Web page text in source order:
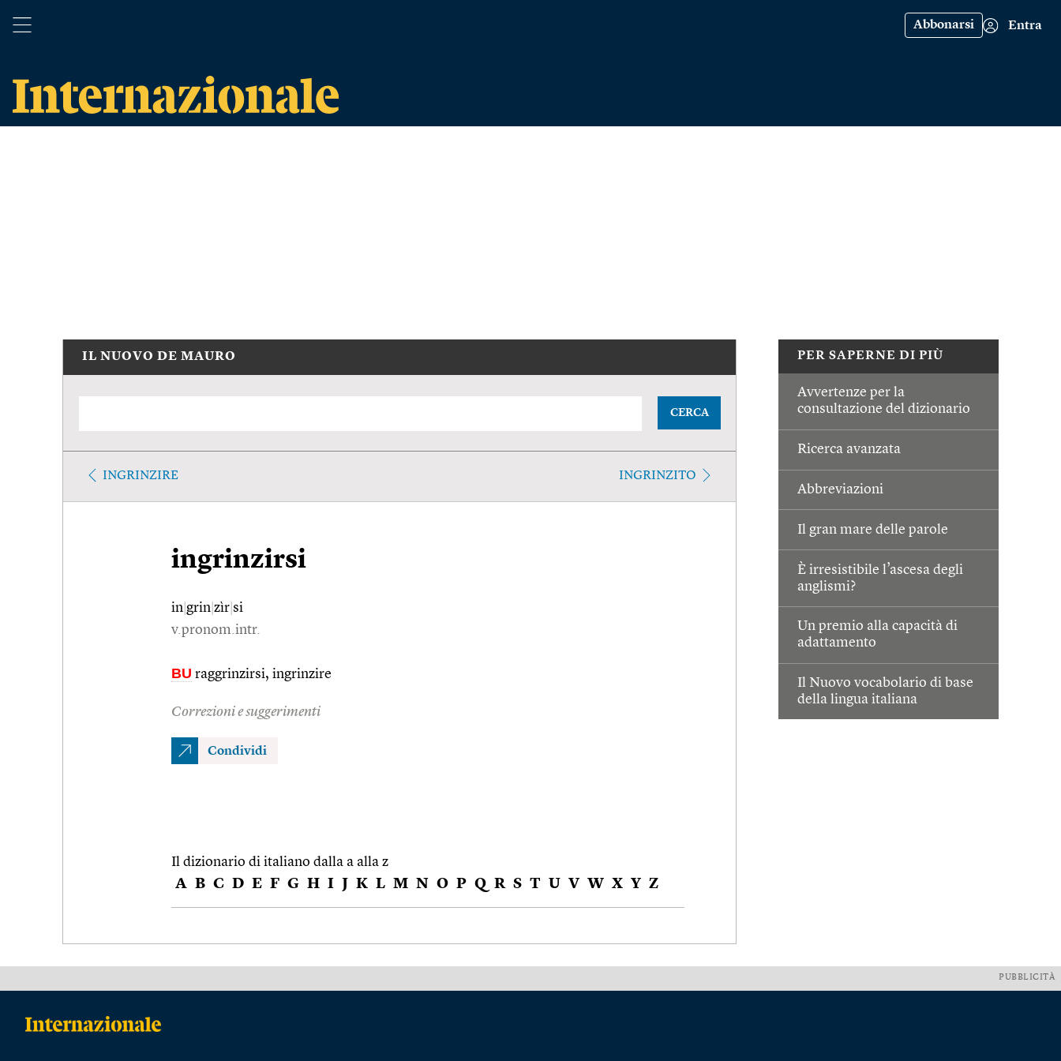
Abbonarsi Entra
PER SAPERNE DI PIÙ
Avvertenze per la
consultazione del dizionario
Ricerca avanzata
Abbreviazioni
Il gran mare delle parole
È irresistibile l’ascesa degli
anglismi?
Un premio alla capacità di
adattamento
Il Nuovo vocabolario di base
della lingua italiana
IL NUOVO DE MAURO
CERCA
INGRINZIRE INGRINZITO
ingrinzirsi
in grin zìr si
v.pronom.intr.
BU raggrinzirsi, ingrinzire
Correzioni e suggerimenti
Condividi
Il dizionario di italiano dalla a alla z
A B C D E F G H I J K L M N O P Q R S T U V W X Y Z
PUBBLICITÀ